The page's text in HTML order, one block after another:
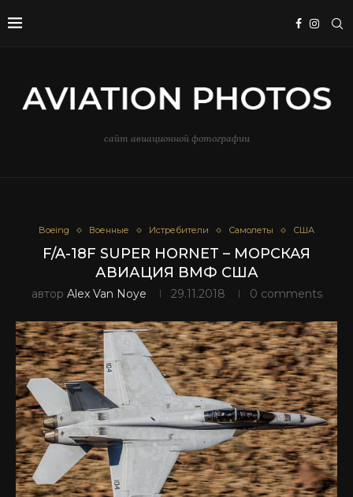
сайт авиационной фотографии
Boeing Военные Истребители Самолеты США
F/A-18F SUPER HORNET – МОРСКАЯ
АВИАЦИЯ ВМФ США
автор Alex Van Noye 29.11.2018 0 comments